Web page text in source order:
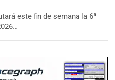
este fin de semana la 6ª